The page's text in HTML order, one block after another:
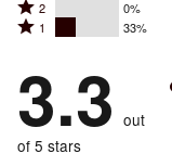
by
of
reviewers
stars
by
of
reviewers
3
stars
0%
of
reviewers
Rated
2
by
0%
of
reviewers
2 0%
Rated
stars
by
33%
of
1 33%
3.3 out
of 5 stars